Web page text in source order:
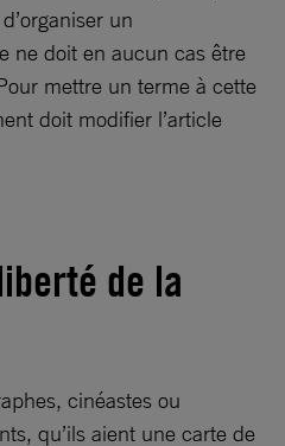
un
ne doit en aucun cas être
mettre un terme à cette
doit modifier l’article
de la
cinéastes ou
qu’ils aient une carte de